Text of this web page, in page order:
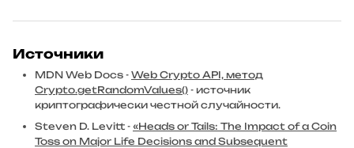
Источники
MDN Web Docs - Web Crypto API, метод
Crypto.getRandomValues() - источник
криптографически честной случайности.
Steven D. Levitt - «Heads or Tails: The Impact of a Coin
Toss on Major Life Decisions and Subsequent